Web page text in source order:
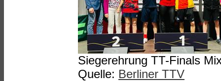
Siegerehrung TT-Finals
Quelle: Berliner TTV